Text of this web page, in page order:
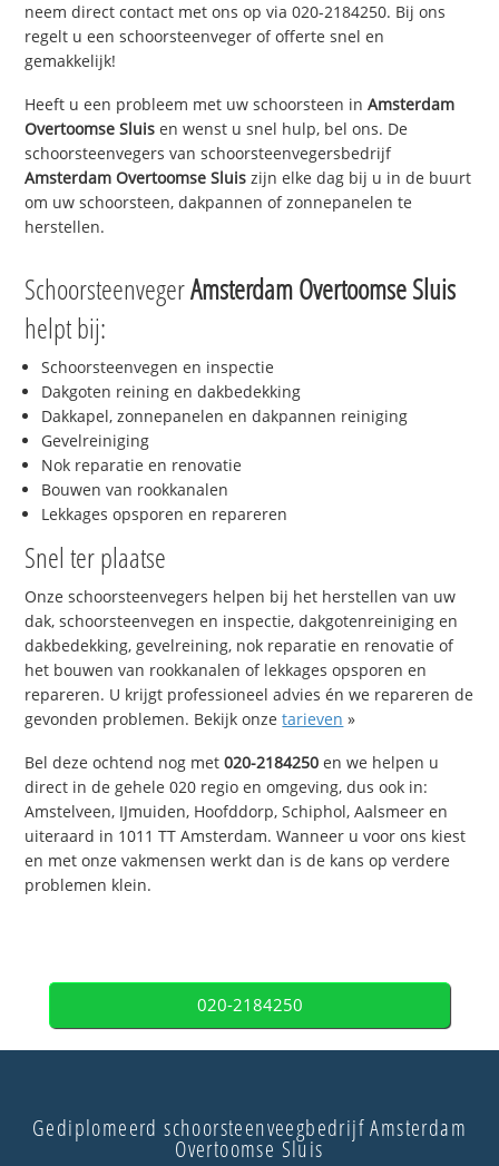
neem direct contact met ons op via 020-2184250. Bij ons
regelt u een schoorsteenveger of offerte snel en
gemakkelijk!
Heeft u een probleem met uw schoorsteen inAmsterdam
Overtoomse Sluis en wenst u snel hulp, bel ons. De
schoorsteenvegers van schoorsteenvegersbedrijf
Amsterdam Overtoomse Sluis zijn elke dag bij u in de buurt
om uw schoorsteen, dakpannen of zonnepanelen te
herstellen.
SchoorsteenvegerAmsterdam Overtoomse Sluis
helpt bij:
Schoorsteenvegen en inspectie
Dakgoten reining en dakbedekking
Dakkapel, zonnepanelen en dakpannen reiniging
Gevelreiniging
Nok reparatie en renovatie
Bouwen van rookkanalen
Lekkages opsporen en repareren
Snel ter plaatse
Onze schoorsteenvegers helpen bij het herstellen van uw
dak, schoorsteenvegen en inspectie, dakgotenreiniging en
dakbedekking, gevelreining, nok reparatie en renovatie of
het bouwen van rookkanalen of lekkages opsporen en
repareren. U krijgt professioneel advies én we repareren de
gevonden problemen. Bekijk onzetarieven »
Bel deze ochtend nog met020-2184250 en we helpen u
direct in de gehele 020 regio en omgeving, dus ook in:
Amstelveen, IJmuiden, Hoofddorp, Schiphol, Aalsmeer en
uiteraard in 1011 TT Amsterdam. Wanneer u voor ons kiest
en met onze vakmensen werkt dan is de kans op verdere
problemen klein.
020-2184250
Gediplomeerd schoorsteenveegbedrijf Amsterdam
Overtoomse Sluis